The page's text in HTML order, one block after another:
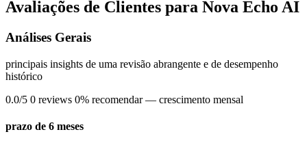
Avaliações de Clientes para Nova Echo AI
Análises Gerais
principais insights de uma revisão abrangente e de desempenho
histórico
0.0/5 0 reviews 0% recomendar — crescimento mensal
prazo de 6 meses